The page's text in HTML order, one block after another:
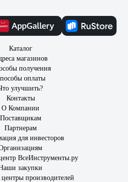
Каталог
магазинов
получения
оплаты
улучшить?
Контакты
О Компании
Поставщикам
Партнерам
для инвесторов
ВсеИнструменты.ру
закупки
производителей